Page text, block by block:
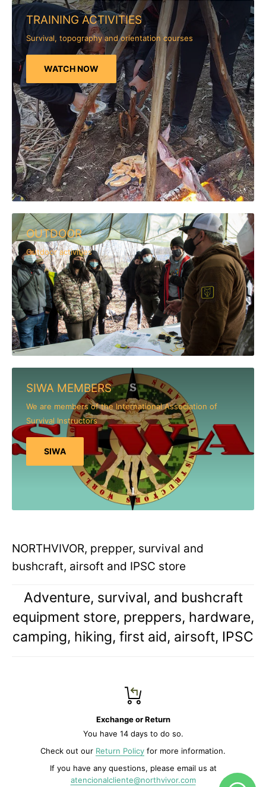
TRAINING ACTIVITIES
Survival, topography and orientation courses
WATCH NOW
OUTDOOR
Outdoor activities
SIWA MEMBERS
We are members of the International Association of
Survival Instructors
SIWA
NORTHVIVOR, prepper, survival and
bushcraft, airsoft and IPSC store
Adventure, survival, and bushcraft
equipment store, preppers, hardware,
camping, hiking, first aid, airsoft, IPSC
Exchange or Return
You have 14 days to do so.
Check out our Return Policy for more information.
If you have any questions, please email us at
atencionalcliente@northvivor.com